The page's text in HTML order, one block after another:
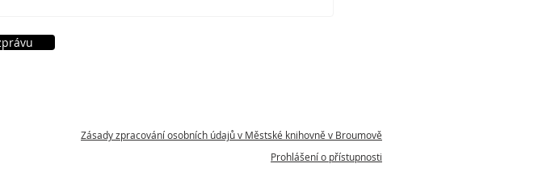
Zásady zpracování osobních údajů v Městské knihovně v Broumově
Prohlášení o přístupnosti